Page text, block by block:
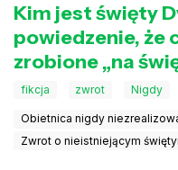
Kim jest święty
powiedzenie, że
zrobione „na
fikcja zwrot Nigdy
Obietnica nigdy
Zwrot o nieistniejącym